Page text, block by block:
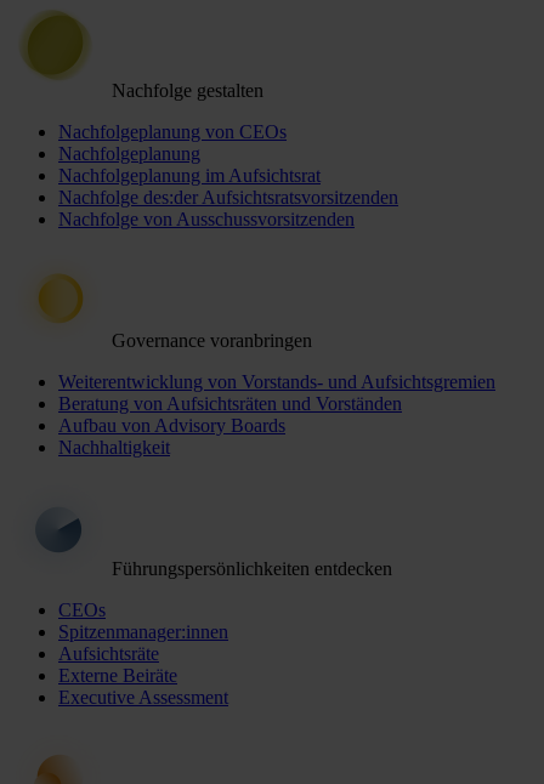
Nachfolge gestalten
Nachfolgeplanung von CEOs
Nachfolgeplanung
Nachfolgeplanung im Aufsichtsrat
Nachfolge des:der Aufsichtsratsvorsitzenden
Nachfolge von Ausschussvorsitzenden
Governance voranbringen
Weiterentwicklung von Vorstands- und Aufsichtsgremien
Beratung von Aufsichtsräten und Vorständen
Aufbau von Advisory Boards
Nachhaltigkeit
Führungspersönlichkeiten entdecken
CEOs
Spitzenmanager:innen
Aufsichtsräte
Externe Beiräte
Executive Assessment